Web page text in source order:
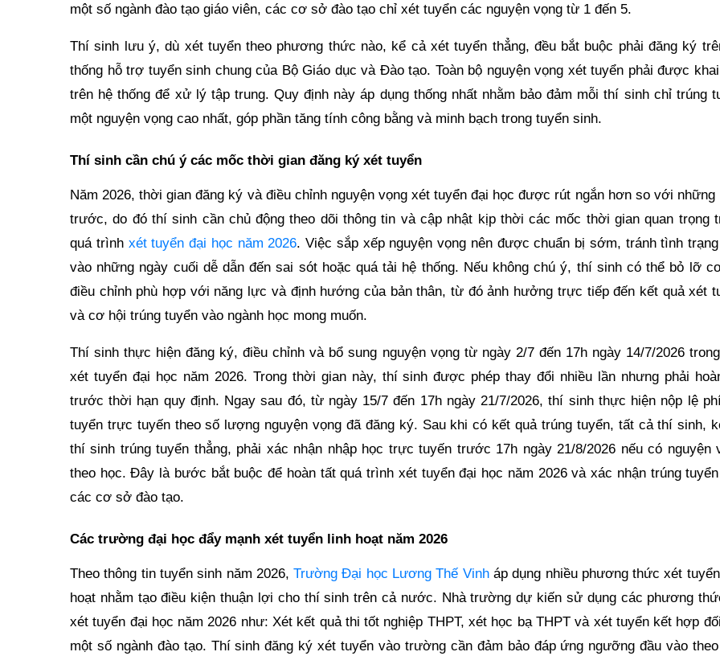
một số ngành đào tạo giáo viên, các cơ sở đào tạo chỉ xét tuyển các nguyện vọng từ 1 đến 5.
Thí sinh lưu ý, dù xét tuyển theo phương thức nào, kể cả xét tuyển thẳng, đều bắt buộc phải đăng ký
thống hỗ trợ tuyển sinh chung của Bộ Giáo dục và Đào tạo. Toàn bộ nguyện vọng xét tuyển phải được
trên hệ thống để xử lý tập trung. Quy định này áp dụng thống nhất nhằm bảo đảm mỗi thí sinh chỉ trúng
một nguyện vọng cao nhất, góp phần tăng tính công bằng và minh bạch trong tuyển sinh.
Thí sinh cần chú ý các mốc thời gian đăng ký xét tuyển
Năm 2026, thời gian đăng ký và điều chỉnh nguyện vọng xét tuyển đại học được rút ngắn hơn so với những
trước, do đó thí sinh cần chủ động theo dõi thông tin và cập nhật kịp thời các mốc thời gian quan trọng
quá trình xét tuyển đại học năm 2026. Việc sắp xếp nguyện vọng nên được chuẩn bị sớm, tránh tình
vào những ngày cuối dễ dẫn đến sai sót hoặc quá tải hệ thống. Nếu không chú ý, thí sinh có thể bỏ lỡ
điều chỉnh phù hợp với năng lực và định hướng của bản thân, từ đó ảnh hưởng trực tiếp đến kết quả xét
và cơ hội trúng tuyển vào ngành học mong muốn.
Thí sinh thực hiện đăng ký, điều chỉnh và bổ sung nguyện vọng từ ngày 2/7 đến 17h ngày 14/7/2026
xét tuyển đại học năm 2026. Trong thời gian này, thí sinh được phép thay đổi nhiều lần nhưng phải
trước thời hạn quy định. Ngay sau đó, từ ngày 15/7 đến 17h ngày 21/7/2026, thí sinh thực hiện nộp lệ
tuyển trực tuyến theo số lượng nguyện vọng đã đăng ký. Sau khi có kết quả trúng tuyển, tất cả thí sinh,
thí sinh trúng tuyển thẳng, phải xác nhận nhập học trực tuyến trước 17h ngày 21/8/2026 nếu có nguyện
theo học. Đây là bước bắt buộc để hoàn tất quá trình xét tuyển đại học năm 2026 và xác nhận trúng
các cơ sở đào tạo.
Các trường đại học đẩy mạnh xét tuyển linh hoạt năm 2026
Theo thông tin tuyển sinh năm 2026,Trường Đại học Lương Thế Vinháp dụng nhiều phương thức xét
hoạt nhằm tạo điều kiện thuận lợi cho thí sinh trên cả nước. Nhà trường dự kiến sử dụng các phương
xét tuyển đại học năm 2026 như: Xét kết quả thi tốt nghiệp THPT, xét học bạ THPT và xét tuyển kết hợp
một số ngành đào tạo. Thí sinh đăng ký xét tuyển vào trường cần đảm bảo đáp ứng ngưỡng đầu vào